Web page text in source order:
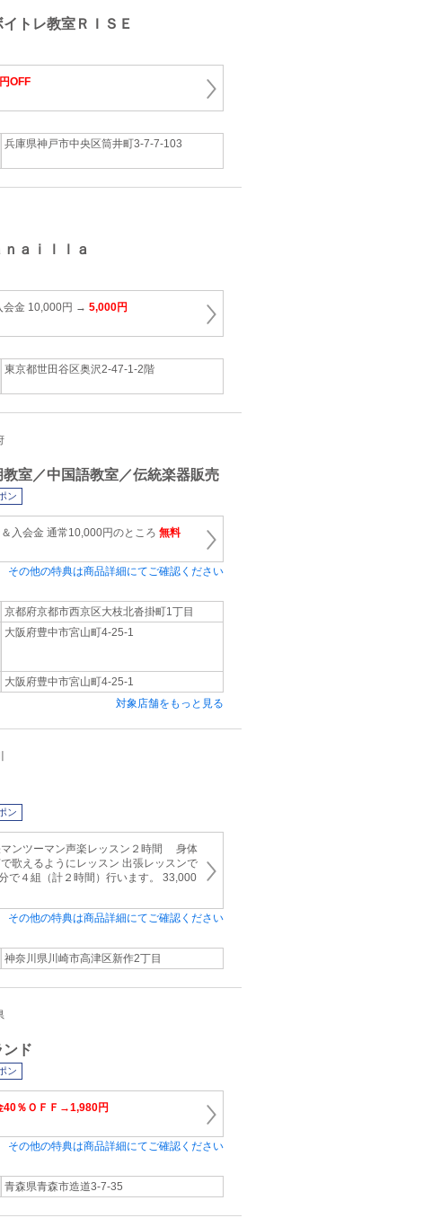
トレ教室ＲＩＳＥ
OFF
兵庫県神戸市中央区筒井町3-7-7-103
ａｉｌｌａ
会金 10,000円 → 5,000円
東京都世田谷区奥沢2-47-1-2階
室／中国語教室／伝統楽器販売
ン
入会金 通常10,000円のところ 無料
その他の特典は商品詳細にてご確認ください
京都府京都市西京区大枝北沓掛町1丁目
大阪府豊中市宮山町4-25-1
大阪府豊中市宮山町4-25-1
対象店舗をもっと見る
ン
マンツーマン声楽レッスン２時間 身体
歌えるようにレッスン 出張レッスンで
で４組（計２時間）行います。 33,000
その他の特典は商品詳細にてご確認ください
神奈川県川崎市高津区新作2丁目
ンド
ン
40％ＯＦＦ→1,980円
その他の特典は商品詳細にてご確認ください
青森県青森市造道3-7-35